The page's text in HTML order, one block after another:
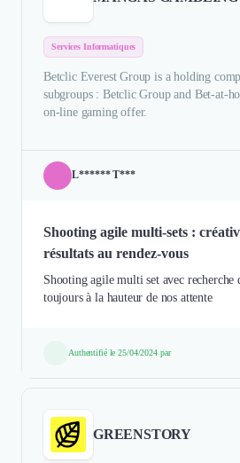
Services Informatiques
Betclic Everest Group is a holding
subgroups : Betclic Group and Bet-at-
on-line gaming offer.
L****** T***
Shooting agile multi-sets :
résultats au rendez-vous
Shooting agile multi set avec recherche
toujours à la hauteur de nos attente
Authentifié le 25/04/2024 par
GREENSTORY